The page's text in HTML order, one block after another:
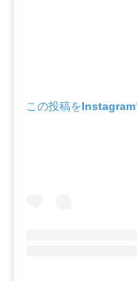
この投稿をInstagram